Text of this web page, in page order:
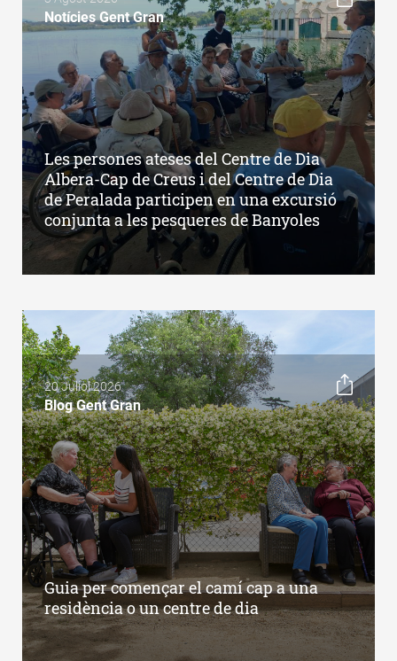
Notícies Gent Gran
Les persones ateses del Centre de Dia
Albera-Cap de Creus i del Centre de Dia
de Peralada participen en una excursió
conjunta a les pesqueres de Banyoles
20 Juliol 2026
Blog Gent Gran
Guia per començar el camí cap a una
residència o un centre de dia